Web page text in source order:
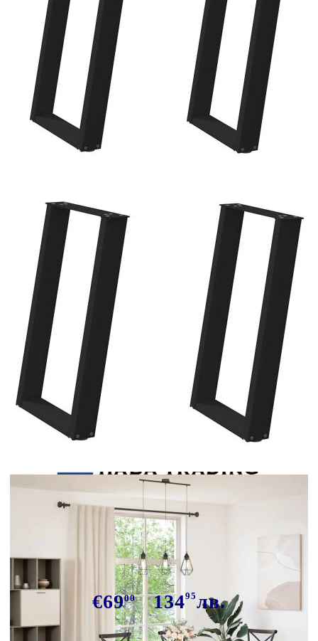
Tweet
Крака за трапезна маса, U-
образни, 2 бр., черни, 60 x (72-73)
см, стомана
€6900 13495лв.